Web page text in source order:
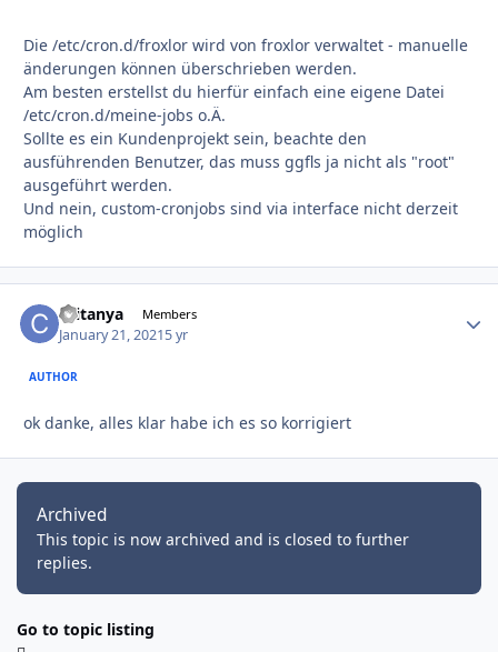
Die /etc/cron.d/froxlor wird von froxlor verwaltet - manuelle
änderungen können überschrieben werden.
Am besten erstellst du hierfür einfach eine eigene Datei
/etc/cron.d/meine-jobs o.Ä.
Sollte es ein Kundenprojekt sein, beachte den
ausführenden Benutzer, das muss ggfls ja nicht als "root"
ausgeführt werden.
Und nein, custom-cronjobs sind via interface nicht derzeit
möglich
caitanya Members
January 21, 20215 yr
AUTHOR
ok danke, alles klar habe ich es so korrigiert
Archived
This topic is now archived and is closed to further
replies.
Go to topic listing